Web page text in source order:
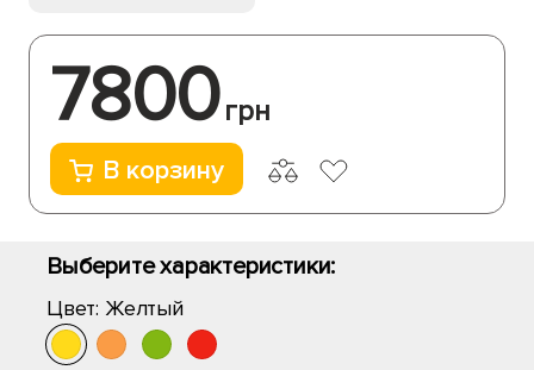
7800грн
В корзину
Выберите характеристики:
Цвет: Желтый